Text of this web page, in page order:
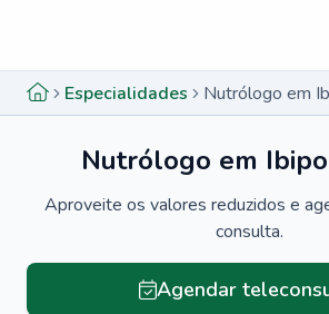
Especialidades Nutrólogo em
Nutrólogo em
Aproveite os valores reduzidos e
consulta.
Agendar